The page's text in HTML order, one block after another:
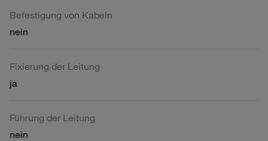
Befestigung von Kabeln
nein
Fixierung der Leitung
ja
Führung der Leitung
nein